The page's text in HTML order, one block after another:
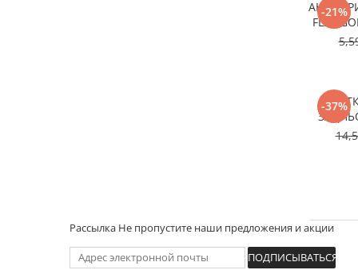
-21%
FL22
-37%
Рассылка Не пропустите наши предложения и акции